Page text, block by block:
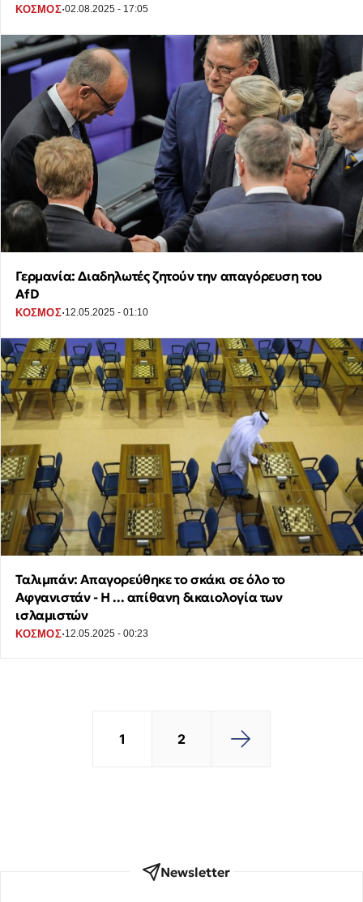
ΚΟΣΜΟΣ·02.08.2025 - 17:05
Γερμανία: Διαδηλωτές ζητούν την απαγόρευση του
AfD
ΚΟΣΜΟΣ·12.05.2025 - 01:10
Ταλιμπάν: Απαγορεύθηκε το σκάκι σε όλο το
Αφγανιστάν - Η ... απίθανη δικαιολογία των
ισλαμιστών
ΚΟΣΜΟΣ·12.05.2025 - 00:23
1 2
Newsletter